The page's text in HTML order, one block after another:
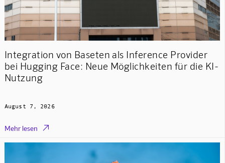
Integration von Baseten als Inference Provider
bei Hugging Face: Neue Möglichkeiten für die KI-
Nutzung
August 7, 2026
Mehr lesen 